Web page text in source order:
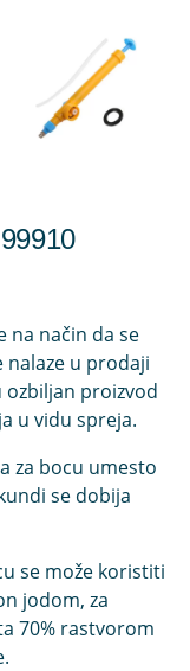
na način da se
nalaze u prodaji
proizvod
u vidu spreja.
za bocu umesto
se dobija
se može koristiti
jodom, za
70% rastvorom